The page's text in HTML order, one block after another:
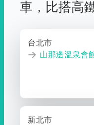
車， 比搭高
台北市
山那邊溫泉會
新北市